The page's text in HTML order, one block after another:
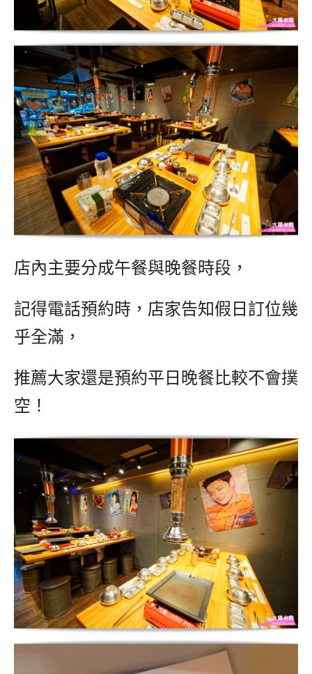
店內主要分成午餐與晚餐時段，
記得電話預約時，店家告知假日訂位幾
乎全滿，
推薦大家還是預約平日晚餐比較不會撲
空！